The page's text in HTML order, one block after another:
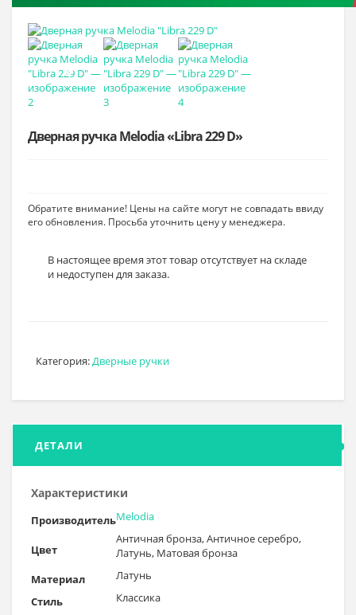
OUT
OF
Дверная ручка Melodia «Libra 229 D»
Обратите внимание! Цены на сайте могут не совпадать ввиду
его обновления. Просьба уточнить цену у менеджера.
В настоящее время этот товар отсутствует на складе
и недоступен для заказа.
Категория: Дверные ручки
ДЕТАЛИ
Характеристики
ПроизводительMelodia
Цвет
Античная бронза, Античное серебро,
Латунь, Матовая бронза
Материал
Латунь
Стиль
Классика